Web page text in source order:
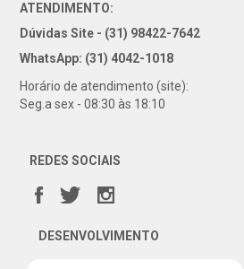
ATENDIMENTO:
Dúvidas Site - (31) 98422-7642
WhatsApp: (31) 4042-1018
Horário de atendimento (site):
Seg.a sex - 08:30 às 18:10
REDES SOCIAIS
DESENVOLVIMENTO